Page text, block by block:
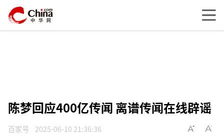
陈梦回应400亿传闻 离谱传闻在线辟谣
百家号 2025-06-10 21:36:36